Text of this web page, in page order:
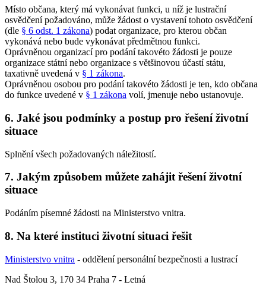
Místo občana, který má vykonávat funkci, u níž je lustrační
osvědčení požadováno, může žádost o vystavení tohoto osvědčení
(dle § 6 odst. 1 zákona) podat organizace, pro kterou občan
vykonává nebo bude vykonávat předmětnou funkci.
Oprávněnou organizací pro podání takovéto žádosti je pouze
organizace státní nebo organizace s většinovou účastí státu,
taxativně uvedená v § 1 zákona.
Oprávněnou osobou pro podání takovéto žádosti je ten, kdo občana
do funkce uvedené v § 1 zákona volí, jmenuje nebo ustanovuje.
6. Jaké jsou podmínky a postup pro řešení životní
situace
Splnění všech požadovaných náležitostí.
7. Jakým způsobem můžete zahájit řešení životní
situace
Podáním písemné žádosti na Ministerstvo vnitra.
8. Na které instituci životní situaci řešit
Ministerstvo vnitra - oddělení personální bezpečnosti a lustrací
Nad Štolou 3, 170 34 Praha 7 - Letná